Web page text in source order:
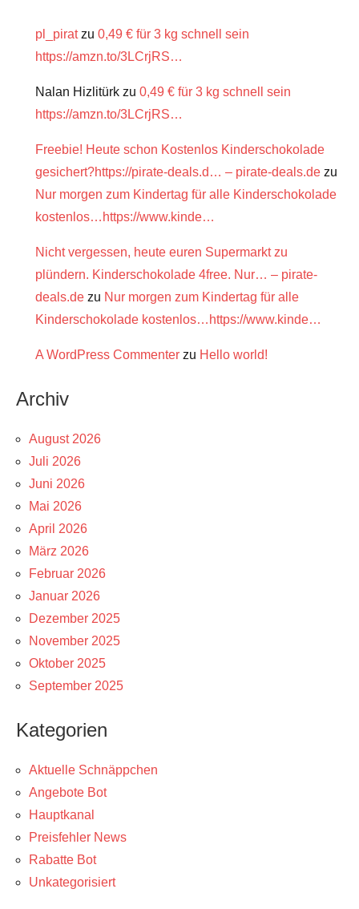
pl_piratzu 0,49 € für 3 kg schnell sein
https://amzn.to/3LCrjRS…
Nalan Hizlitürk zu 0,49 € für 3 kg schnell sein
https://amzn.to/3LCrjRS…
Freebie! Heute schon Kostenlos Kinderschokolade
gesichert?https://pirate-deals.d… – pirate-deals.de zu
Nur morgen zum Kindertag für alle Kinderschokolade
kostenlos…https://www.kinde…
Nicht vergessen, heute euren Supermarkt zu
plündern. Kinderschokolade 4free. Nur… – pirate-
deals.de zu Nur morgen zum Kindertag für alle
Kinderschokolade kostenlos…https://www.kinde…
A WordPress Commenter zu Hello world!
Archiv
August 2026
Juli 2026
Juni 2026
Mai 2026
April 2026
März 2026
Februar 2026
Januar 2026
Dezember 2025
November 2025
Oktober 2025
September 2025
Kategorien
Aktuelle Schnäppchen
Angebote Bot
Hauptkanal
Preisfehler News
Rabatte Bot
Unkategorisiert